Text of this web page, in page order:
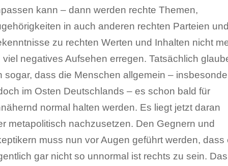
kann – dann werden rechte Themen,
in auch anderen rechten Parteien
zu rechten Werten und Inhalten nicht
viel negatives Aufsehen erregen. Tatsächlich
sogar, dass die Menschen allgemein –
im Osten Deutschlands – es schon bald für
normal halten werden. Es liegt jetzt daran
metapolitisch nachzusetzen. Den Gegnern und
muss nun vor Augen geführt werden, dass
gar nicht so unnormal ist rechts zu sein. Das